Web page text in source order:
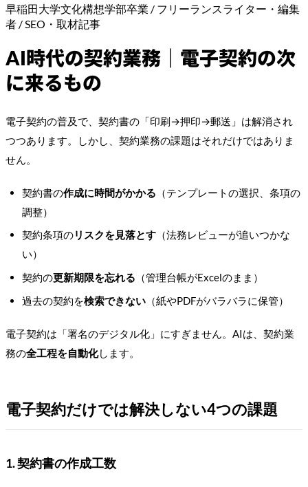
早稲田大学文化構想学部卒業 / フリーランスライター・編集
者 / SEO・取材記事
AI時代の契約業務｜電子契約の次
に来るもの
電子契約の普及で、契約書の「印刷→押印→郵送」は解消され
つつあります。しかし、契約業務の課題はそれだけではありま
せん。
契約書の作成に時間がかかる （テンプレートの選択、条項の
調整）
契約条項のリスクを見落とす （法務レビューが追いつかな
い）
契約の更新期限を忘れる （管理台帳がExcelのまま）
過去の契約を検索できない （紙やPDFがバラバラに保管）
電子契約は「署名のデジタル化」にすぎません。AIは、契約業
務の全工程を自動化します。
電子契約だけでは解決しない4つの課題
1. 契約書の作成工数